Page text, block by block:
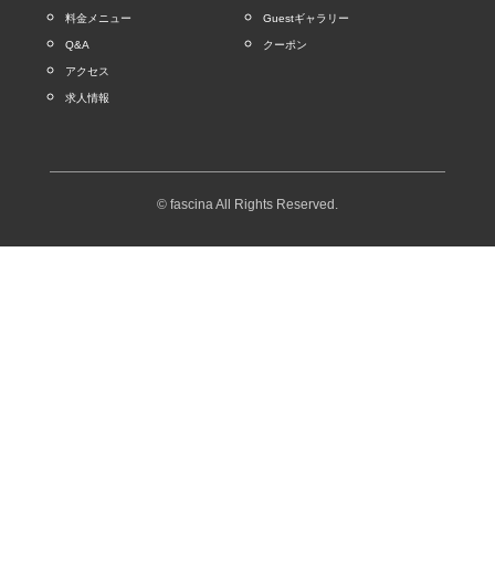
料金メニュー
Q&A
アクセス
求人情報
Guestギャラリー
クーポン
© fascina All Rights Reserved.